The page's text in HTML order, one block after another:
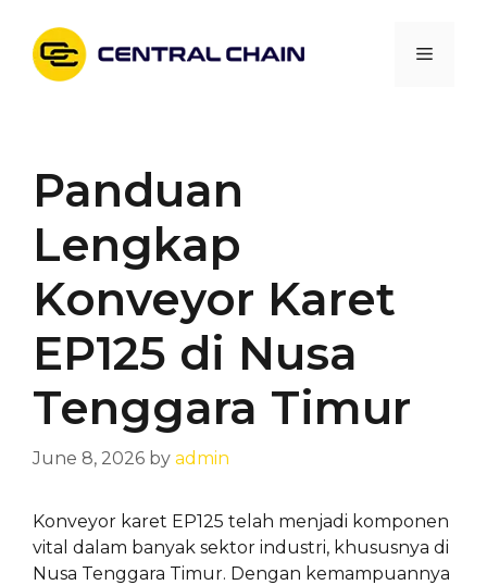
content
Menu
Panduan
Lengkap
Konveyor Karet
EP125 di Nusa
Tenggara Timur
June 8, 2026 by admin
Konveyor karet EP125 telah menjadi komponen
vital dalam banyak sektor industri, khususnya di
Nusa Tenggara Timur. Dengan kemampuannya